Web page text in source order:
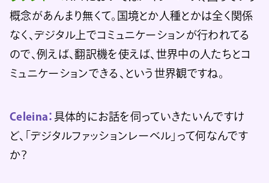
概念があんまり無くて。国境とか人種とかは全く関係
なく、デジタル上でコミュニケーションが行われてる
ので、例えば、翻訳機を使えば、世界中の人たちとコ
ミュニケーションできる、という世界観ですね。
Celeina： 具体的にお話を伺っていきたいんですけ
ど、「デジタルファッションレーベル」って何なんです
か？